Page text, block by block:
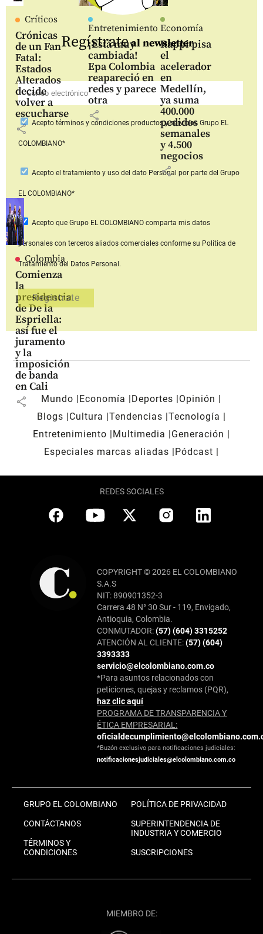
Críticos
Crónicas
de un Fan
Fatal:
Estados
Alterados
decide
volver a
escucharse
share
Entretenimiento
¡Está muy
cambiada!
Epa Colombia
reapareció en
redes y parece
otra
share
Economía
Rappi pisa
el
acelerador
en
Medellín,
ya suma
400.000
pedidos
semanales
y 4.500
negocios
share
Colombia
Comienza
la
presidencia
de De la
Espriella:
así fue el
juramento
y la
imposición
de banda
en Cali
share
Regístrateal newsletter
Aceptotérminos y condiciones productos y serviciosGrupo EL
COLOMBIANO*
Acepto el tratamiento y uso del dato Personal por parte del Grupo
EL COLOMBIANO*
Acepto que Grupo EL COLOMBIANOcomparta mis datos
personales con terceros aliados comerciales conforme su Política de
Tratamiento del Datos Personal.
Mundo Economía Deportes
Opinión
Blogs
Cultura Tendencias Tecnología
Entretenimiento
Multimedia
Generación
Especiales marcas aliadas
Pódcast
REDES SOCIALES
COPYRIGHT © 2026 EL COLOMBIANO
S.A.S
NIT: 890901352-3
Carrera 48 N° 30 Sur - 119, Envigado,
Antioquia, Colombia.
CONMUTADOR:(57) (604) 3315252
ATENCIÓN AL CLIENTE:(57) (604)
3393333
servicio@elcolombiano.com.co
*Para asuntos relacionados con
peticiones, quejas y reclamos (PQR),
haz clic aquí
PROGRAMA DE TRANSPARENCIA Y
ÉTICA EMPRESARIAL:
*Buzón exclusivo para notificaciones judiciales:
notificacionesjudiciales@elcolombiano.com.co
GRUPO EL COLOMBIANO
CONTÁCTANOS
TÉRMINOS Y
CONDICIONES
POLÍTICA DE PRIVACIDAD
SUPERINTENDENCIA DE
INDUSTRIA Y COMERCIO
SUSCRIPCIONES
MIEMBRO DE: